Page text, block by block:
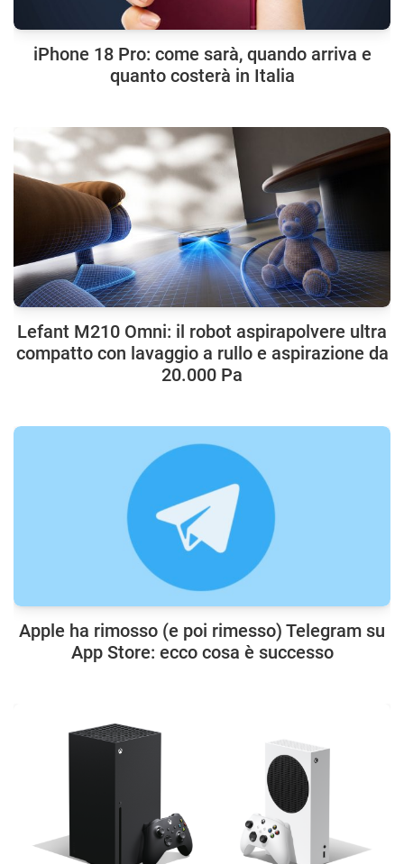
iPhone 18 Pro: come sarà, quando arriva e
quanto costerà in Italia
Lefant M210 Omni: il robot aspirapolvere ultra
compatto con lavaggio a rullo e aspirazione da
20.000 Pa
Apple ha rimosso (e poi rimesso) Telegram su
App Store: ecco cosa è successo